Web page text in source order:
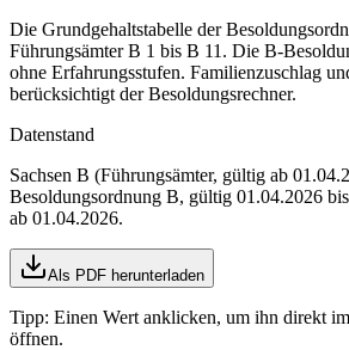
Die Grundgehaltstabelle der
Führungsämter B 1 bis B 11. Die B-
ohne Erfahrungsstufen. Familienzuschlag
berücksichtigt der Besoldungsrechner.
Datenstand
Sachsen B (Führungsämter, gültig ab
Besoldungsordnung B, gültig 01.04.2026
ab 01.04.2026.
Als PDF herunterladen
Tipp: Einen Wert anklicken, um ihn direkt
öffnen.